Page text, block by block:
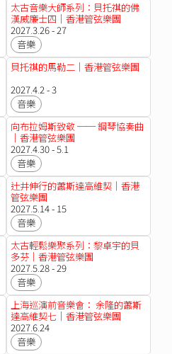
太古音樂大師系列：貝托祺的佛
漢威廉士四｜香港管弦樂團
2027.3.26 - 27
音樂
貝托祺的馬勒二｜香港管弦樂團
2027.4.2 - 3
音樂
向布拉姆斯致敬 ── 鋼琴協奏曲
｜香港管弦樂團
2027.4.30 - 5.1
音樂
辻井伸行的蕭斯達高維契｜香港
管弦樂團
2027.5.14 - 15
音樂
太古輕鬆樂聚系列：黎卓宇的貝
多芬｜香港管弦樂團
2027.5.28 - 29
音樂
上海巡演前音樂會： 余隆的蕭斯
達高維契七｜香港管弦樂團
2027.6.24
音樂